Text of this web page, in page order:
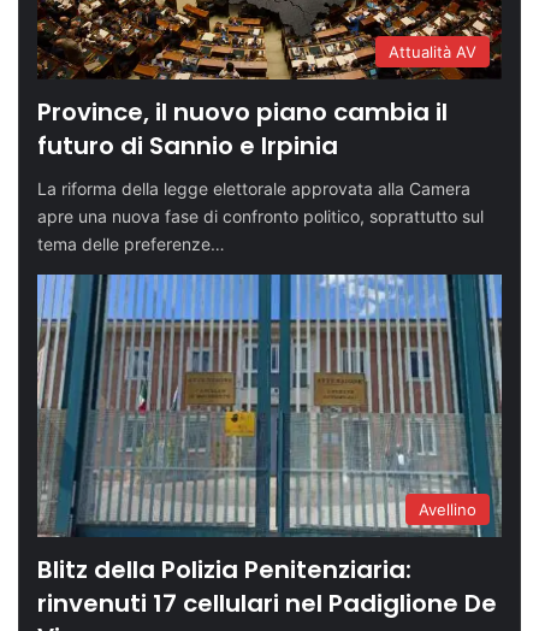
Attualità AV
Province, il nuovo piano cambia il
futuro di Sannio e Irpinia
La riforma della legge elettorale approvata alla Camera
apre una nuova fase di confronto politico, soprattutto sul
tema delle preferenze…
Avellino
Blitz della Polizia Penitenziaria:
rinvenuti 17 cellulari nel Padiglione De